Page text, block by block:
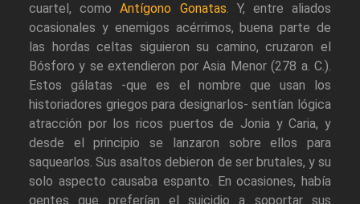
cuartel, comoAntígono Gonatas. Y, entre aliados
ocasionales y enemigos acérrimos, buena parte de
las hordas celtas siguieron su camino, cruzaron el
Bósforo y se extendieron por Asia Menor (278 a. C.).
Estos gálatas -que es el nombre que usan los
historiadores griegos para designarlos- sentían lógica
atracción por los ricos puertos de Jonia y Caria, y
desde el principio se lanzaron sobre ellos para
saquearlos. Sus asaltos debieron de ser brutales, y su
solo aspecto causaba espanto. En ocasiones, había
gentes que preferían el suicidio a soportar sus